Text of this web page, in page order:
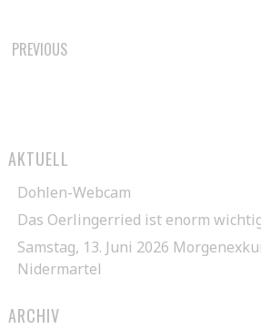
POST
PREVIOUS
AKTUELL
Dohlen-Webcam
Das Oerlingerried ist enorm
Samstag, 13. Juni 2026
Nidermartel
ARCHIV